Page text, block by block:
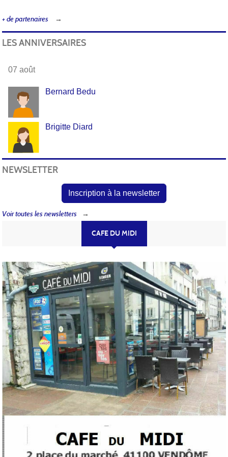
CAFE DU MIDI
+ de partenaires
LES ANNIVERSAIRES
07 août
Bernard Bedu
Brigitte Diard
NEWSLETTER
Inscription à la newsletter
Voir toutes les newsletters